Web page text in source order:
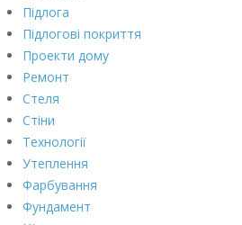
Підлога
Підлогові покриття
Проекти дому
Ремонт
Стеля
Стіни
Технології
Утеплення
Фарбування
Фундамент